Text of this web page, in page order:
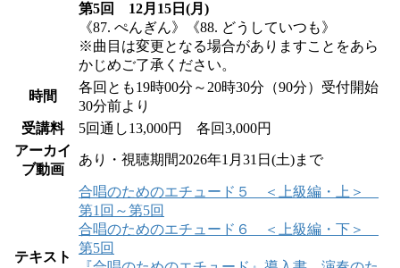
第5回 12月15日(月)
《87. ぺんぎん》《88. どうしていつも》
※曲目は変更となる場合がありますことをあら
かじめご了承ください。
時間
各回とも19時00分～20時30分（90分）受付開始
30分前より
受講料
5回通し13,000円 各回3,000円
アーカイ
ブ動画
あり・視聴期間2026年1月31日(土)まで
テキスト
合唱のためのエチュード５ ＜上級編・上＞
第1回～第5回
合唱のためのエチュード６ ＜上級編・下＞
第5回